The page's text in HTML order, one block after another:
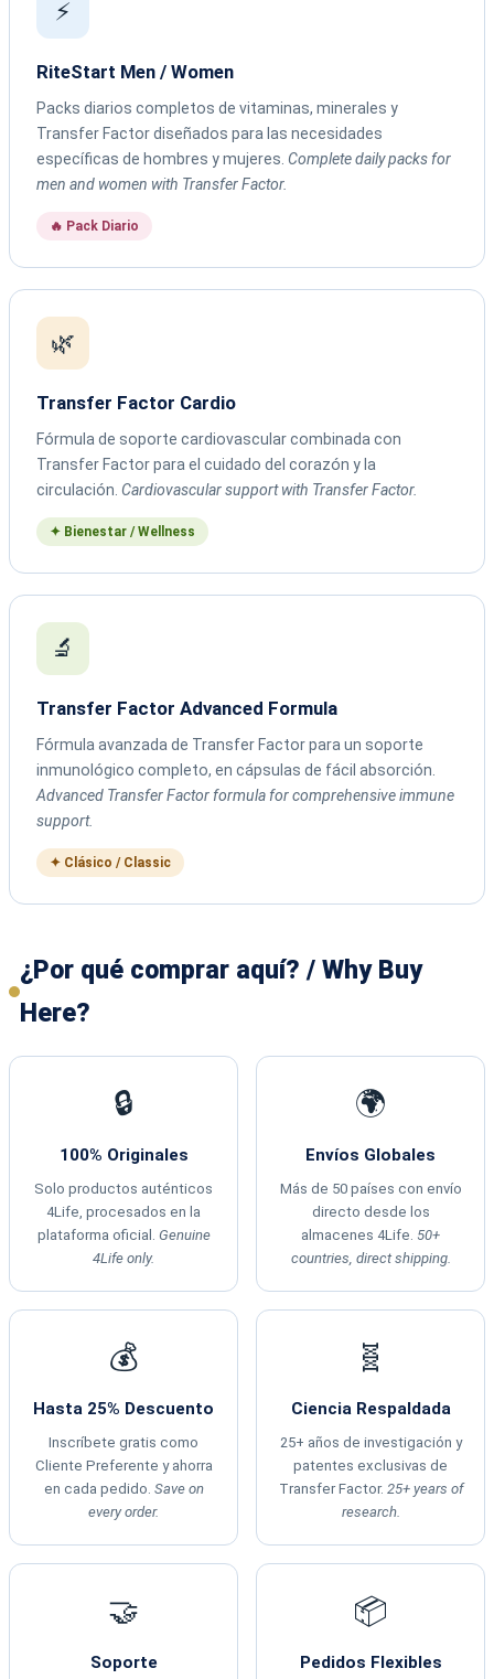
⚡
RiteStart Men / Women
Packs diarios completos de vitaminas, minerales y
Transfer Factor diseñados para las necesidades
específicas de hombres y mujeres. Complete daily packs for
men and women with Transfer Factor.
🔥 Pack Diario
🌿
Transfer Factor Cardio
Fórmula de soporte cardiovascular combinada con
Transfer Factor para el cuidado del corazón y la
circulación. Cardiovascular support with Transfer Factor.
✦ Bienestar / Wellness
🔬
Transfer Factor Advanced Formula
Fórmula avanzada de Transfer Factor para un soporte
inmunológico completo, en cápsulas de fácil absorción.
Advanced Transfer Factor formula for comprehensive immune
support.
✦ Clásico / Classic
¿Por qué comprar aquí? / Why Buy
Here?
🔒
100% Originales
Solo productos auténticos
4Life, procesados en la
plataforma oficial. Genuine
4Life only.
🌍
Envíos Globales
Más de 50 países con envío
directo desde los
almacenes 4Life. 50+
countries, direct shipping.
💰
Hasta 25% Descuento
Inscríbete gratis como
Cliente Preferente y ahorra
en cada pedido. Save on
every order.
🧬
Ciencia Respaldada
25+ años de investigación y
patentes exclusivas de
Transfer Factor. 25+ years of
research.
🤝
Soporte
📦
Pedidos Flexibles